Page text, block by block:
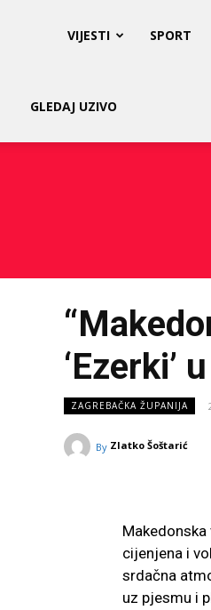
Kaj
VIJESTI SPORT
GLEDAJ UZIVO
‘Ezerki’
ZAGREBAČKA ŽUPANIJA
By Zlatko Šoštarić
cijenjena i
srdačna
uz pjesmu i